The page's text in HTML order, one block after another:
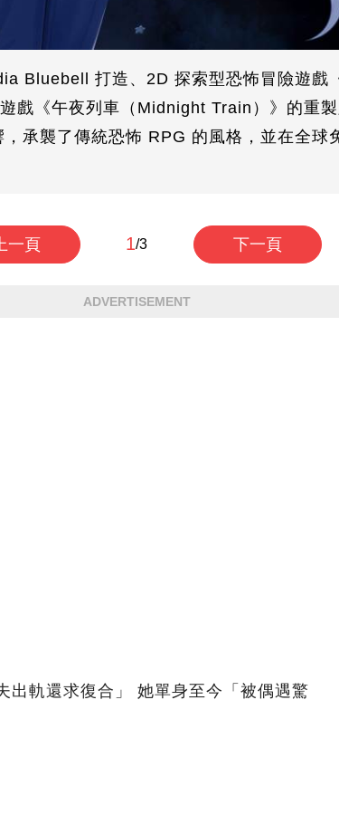
Bluebell 打造、2D 探索型恐怖冒險遊戲
戲《午夜列車（Midnight Train）》的重
承襲了傳統恐怖 RPG 的風格，並在全球
上一頁 1/3 下一頁
ADVERTISEMENT
出軌還求復合」 她單身至今「被偶遇驚